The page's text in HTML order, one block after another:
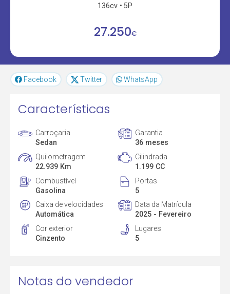
136cv
5P
27.250€
Facebook Twitter WhatsApp
Características
Carroçaria
Sedan
Garantia
36 meses
Quilometragem
22.939 Km
Cilindrada
1.199 CC
Combustível
Gasolina
Portas
5
Caixa de velocidades
Automática
Data da Matrícula
2025 - Fevereiro
Cor exterior
Cinzento
Lugares
5
Notas do vendedor